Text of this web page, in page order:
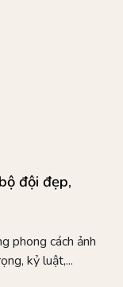
đội đẹp,
phong cách ảnh
kỷ luật,...